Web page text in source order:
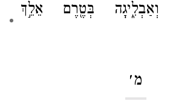
בְּטֶ֖רֶם אֵלֵ֣ךְ
מ׳